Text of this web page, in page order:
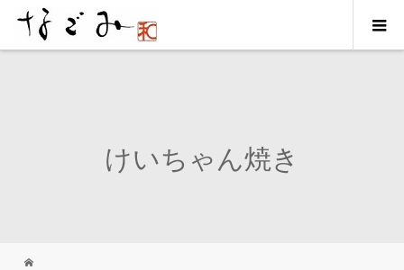
けいちゃん焼き